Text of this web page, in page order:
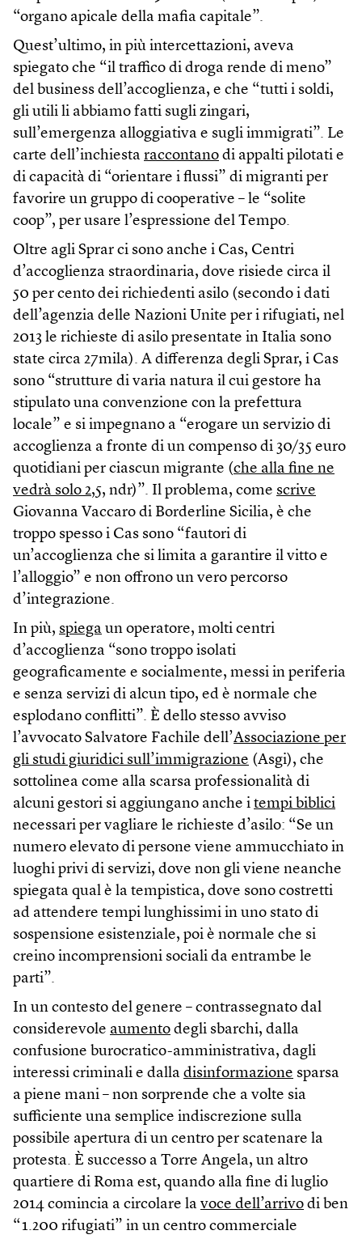
“organo apicale della mafia capitale”.
Quest’ultimo, in più intercettazioni, aveva
spiegato che “il traffico di droga rende di meno”
del business dell’accoglienza, e che “tutti i soldi,
gli utili li abbiamo fatti sugli zingari,
sull’emergenza alloggiativa e sugli immigrati”. Le
carte dell’inchiesta raccontano di appalti pilotati e
di capacità di “orientare i flussi” di migranti per
favorire un gruppo di cooperative – le “solite
coop”, per usare l’espressione del Tempo.
Oltre agli Sprar ci sono anche i Cas, Centri
d’accoglienza straordinaria, dove risiede circa il
50 per cento dei richiedenti asilo (secondo i dati
dell’agenzia delle Nazioni Unite per i rifugiati, nel
2013 le richieste di asilo presentate in Italia sono
state circa 27mila). A differenza degli Sprar, i Cas
sono “strutture di varia natura il cui gestore ha
stipulato una convenzione con la prefettura
locale” e si impegnano a “erogare un servizio di
accoglienza a fronte di un compenso di 30/35 euro
quotidiani per ciascun migrante (che alla fine ne
vedrà solo 2,5, ndr)”. Il problema, come scrive
Giovanna Vaccaro di Borderline Sicilia, è che
troppo spesso i Cas sono “fautori di
un’accoglienza che si limita a garantire il vitto e
l’alloggio” e non offrono un vero percorso
d’integrazione.
In più, spiega un operatore, molti centri
d’accoglienza “sono troppo isolati
geograficamente e socialmente, messi in periferia
e senza servizi di alcun tipo, ed è normale che
esplodano conflitti”. È dello stesso avviso
l’avvocato Salvatore Fachile dell’Associazione per
gli studi giuridici sull’immigrazione (Asgi), che
sottolinea come alla scarsa professionalità di
alcuni gestori si aggiungano anche i tempi biblici
necessari per vagliare le richieste d’asilo: “Se un
numero elevato di persone viene ammucchiato in
luoghi privi di servizi, dove non gli viene neanche
spiegata qual è la tempistica, dove sono costretti
ad attendere tempi lunghissimi in uno stato di
sospensione esistenziale, poi è normale che si
creino incomprensioni sociali da entrambe le
parti”.
In un contesto del genere – contrassegnato dal
considerevole aumento degli sbarchi, dalla
confusione burocratico-amministrativa, dagli
interessi criminali e dalla disinformazione sparsa
a piene mani – non sorprende che a volte sia
sufficiente una semplice indiscrezione sulla
possibile apertura di un centro per scatenare la
protesta. È successo a Torre Angela, un altro
quartiere di Roma est, quando alla fine di luglio
2014 comincia a circolare la voce dell’arrivo di ben
“1.200 rifugiati” in un centro commerciale